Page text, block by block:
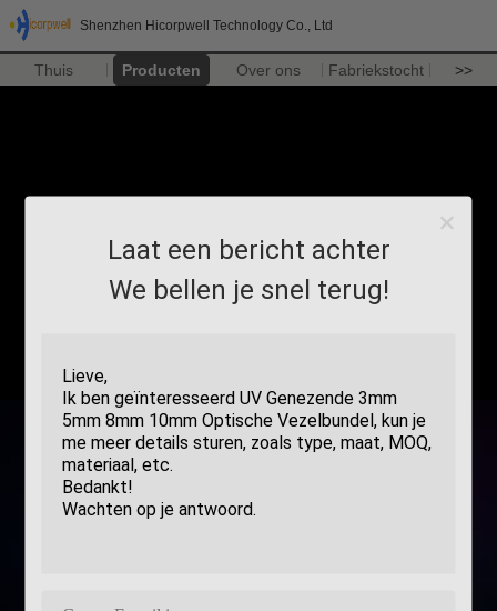
Shenzhen Hicorpwell Technology Co., Ltd
Thuis Producten Over ons Fabriekstocht >>
Laat een bericht achter
We bellen je snel terug!